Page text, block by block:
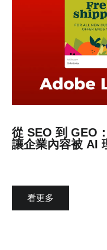
從 SEO 到 GEO
讓企業內容被 AI
看更多